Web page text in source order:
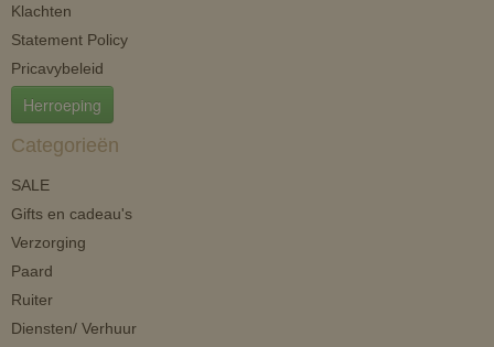
Klachten
Statement Policy
Pricavybeleid
Herroeping
Categorieën
SALE
Gifts en cadeau's
Verzorging
Paard
Ruiter
Diensten/ Verhuur